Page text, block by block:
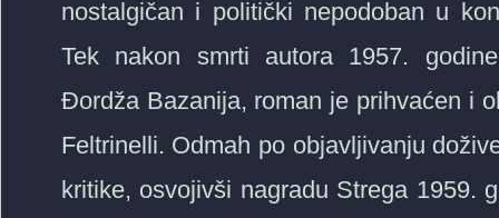
nostalgičan i politički nepodoban u
Tek nakon smrti autora 1957.
Đordža Bazanija, roman je prihvaćen i
Feltrinelli. Odmah po objavljivanju
kritike, osvojivši nagradu Strega 1959.